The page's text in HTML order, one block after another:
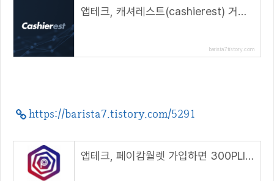
앱테크, 캐셔레스트(cashierest) 거래소 추천( 추천 코드 : 10201660 )
barista7.tistory.com
https://barista7.tistory.com/5291
앱테크, 페이캄월렛 가입하면 300PLI 에어드랍( 추천코드 : 1suMyLDRl )